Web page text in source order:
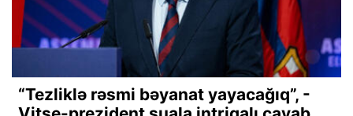
“Tezliklə rəsmi bəyanat yayacağıq”, -